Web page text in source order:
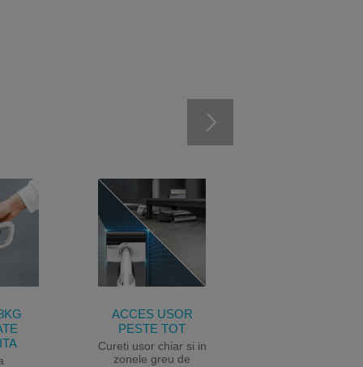
ACCES USOR
PESTE TOT
Cureti usor chiar si in
zonele greu de